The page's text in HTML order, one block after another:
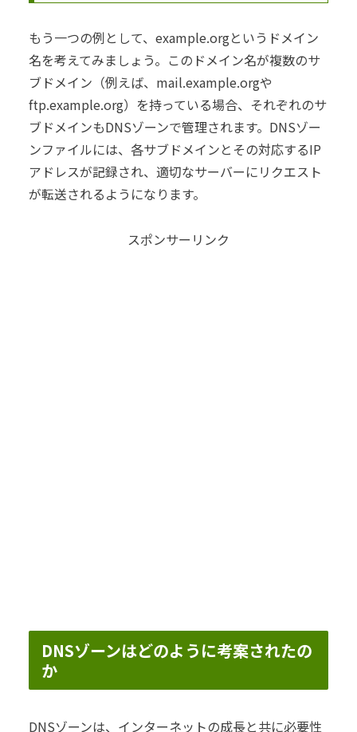
もう一つの例として、example.orgというドメイン
名を考えてみましょう。このドメイン名が複数のサ
ブドメイン（例えば、mail.example.orgや
ftp.example.org）を持っている場合、それぞれのサ
ブドメインもDNSゾーンで管理されます。DNSゾー
ンファイルには、各サブドメインとその対応するIP
アドレスが記録され、適切なサーバーにリクエスト
が転送されるようになります。
スポンサーリンク
DNSゾーンはどのように考案されたの
か
DNSゾーンは、インターネットの成長と共に必要性